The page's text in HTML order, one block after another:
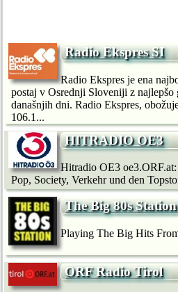
Radio Ekspres SI
Radio Ekspres je ena
postaj v Osrednji Sloveniji z najlepšo
današnjih dni. Radio Ekspres,
106.1...
HITRADIO OE3
Hitradio OE3
Pop, Society, Verkehr und den
The Big 80s Station
Playing The Big Hits
ORF Radio Tirol